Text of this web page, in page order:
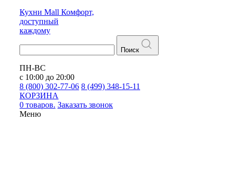
Кухни Mall Комфорт,
доступный
каждому
Поиск
ПН-ВС
с 10:00 до 20:00
8 (800) 302-77-06 8 (499) 348-15-11
КОРЗИНА
0 товаров. Заказать звонок
Меню